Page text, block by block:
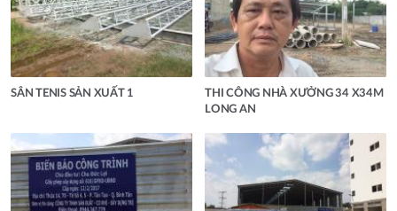
SÂN TENIS SẢN XUẤT 1
THI CÔNG NHÀ XƯỞNG 34 X34M
LONG AN